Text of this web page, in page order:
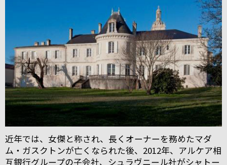
近年では、女傑と称され、長くオーナーを務めたマダ
ム・ガスクトンが亡くなられた後、2012年、アルケア相
互銀行グループの子会社、シュラヴニール社がシャトー